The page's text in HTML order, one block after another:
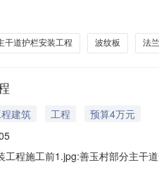
需资金来源已落实。现通过公开
干道护栏安装工程 波纹板 法
建筑 工程
预算4万元
工程施工前1.jpg:善玉村部分主干